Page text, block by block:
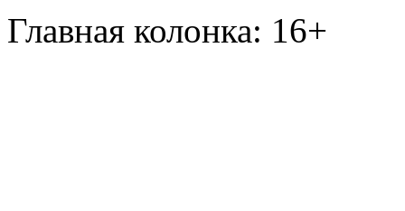
Главная колонка: 16+